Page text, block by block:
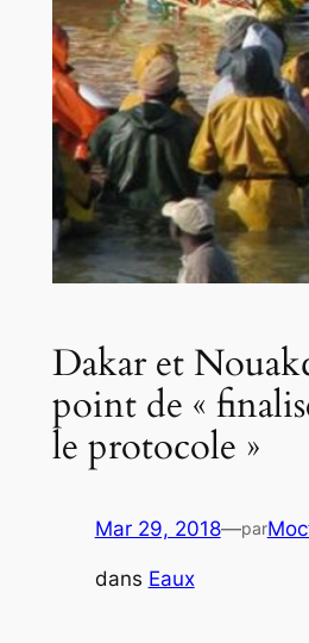
Dakar et
point de «
le protocole »
Mar 29, 2018—par
dans Eaux